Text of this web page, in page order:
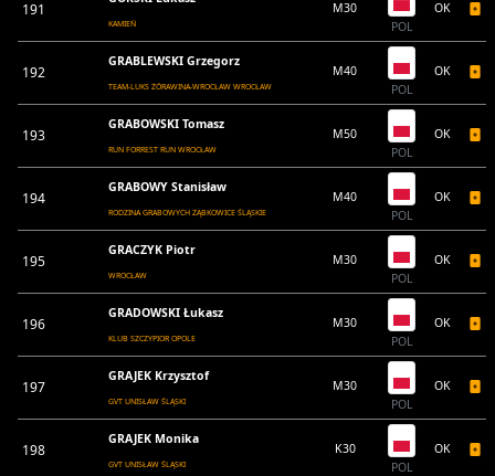
191
KAMIEŃ
M30
POL
OK
192
GRABLEWSKI Grzegorz
TEAM-LUKS ŻÓRAWINA-WROCŁAW WROCŁAW
M40
POL
OK
193
GRABOWSKI Tomasz
RUN FORREST RUN WROCŁAW
M50
POL
OK
194
GRABOWY Stanisław
RODZINA GRABOWYCH ZĄBKOWICE ŚLĄSKIE
M40
POL
OK
195
GRACZYK Piotr
WROCŁAW
M30
POL
OK
196
GRADOWSKI Łukasz
KLUB SZCZYPIOR OPOLE
M30
POL
OK
197
GRAJEK Krzysztof
GVT UNISŁAW ŚLĄSKI
M30
POL
OK
198
GRAJEK Monika
GVT UNISŁAW ŚLĄSKI
K30
POL
OK